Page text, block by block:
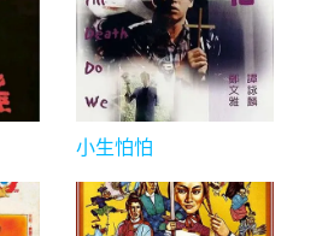
小生怕怕